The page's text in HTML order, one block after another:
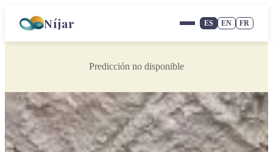
Níjar ES EN FR
Predicción no disponible